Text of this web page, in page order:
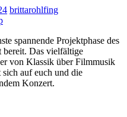
brittarohlfing
spannende Projektphase des
bereit. Das vielfältige
von Klassik über Filmmusik
auf euch und die
Konzert.